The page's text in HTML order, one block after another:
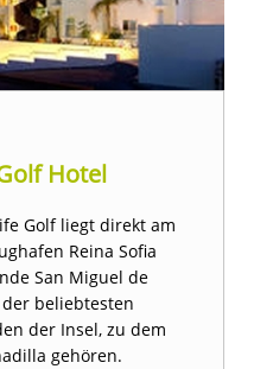
Hotel
Golf liegt direkt am
Reina Sofia
San Miguel de
beliebtesten
der Insel, zu dem
gehören.